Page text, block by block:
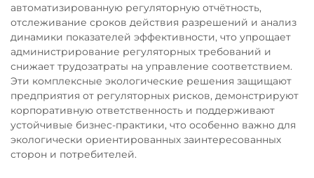
автоматизированную регуляторную отчётность,
отслеживание сроков действия разрешений и анализ
динамики показателей эффективности, что упрощает
администрирование регуляторных требований и
снижает трудозатраты на управление соответствием.
Эти комплексные экологические решения защищают
предприятия от регуляторных рисков, демонстрируют
корпоративную ответственность и поддерживают
устойчивые бизнес-практики, что особенно важно для
экологически ориентированных заинтересованных
сторон и потребителей.